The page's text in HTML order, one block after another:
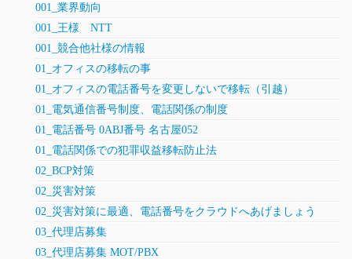
001_業界動向
001_王様 NTT
001_競合他社様の情報
01_オフィスの移転の事
01_オフィスの電話番号を変更しないで移転（引越）
01_電気通信番号制度、電話関係の制度
01_電話番号 0ABJ番号 名古屋052
01_電話関係での犯罪収益移転防止法
02_BCP対策
02_災害対策
02_災害対策に最適、電話番号をクラウドへあげましょう
03_代理店募集
03_代理店募集 MOT/PBX